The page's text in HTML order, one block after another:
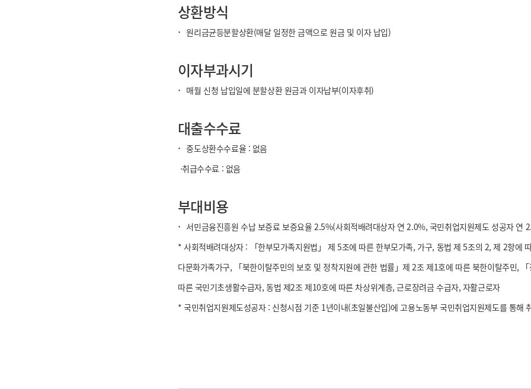
상환방식
· 원리금균등분할상환(매달 일정한 금액으로 원금 및 이자 납입)
이자부과시기
· 매월 신청 납입일에 분할상환 원금과 이자납부(이자후취)
대출수수료
· 중도상환수수료율 : 없음
·취급수수료 : 없음
부대비용
· 서민금융진흥원 수납 보증료 보증요율 2.5%(사회적배려대상자 연 2.0%, 국민취업지원제도 성공자 연
* 사회적배려대상자 : 「한부모가족지원법」 제 5조에 따른 한부모가족, 가구, 동법 제 5조의 2, 제 2항에
다문화가족가구, 「북한이탈주민의 보호 및 정착지원에 관한 법률」제 2조 제1호에 따른 북한이탈주민,
따른 국민기초생활수급자, 동법 제2조 제10호에 따른 차상위계층, 근로장려금 수급자, 자활근로자
* 국민취업지원제도성공자 : 신청시점 기준 1년이내(초일불산입)에 고용노동부 국민취업지원제도를 통해